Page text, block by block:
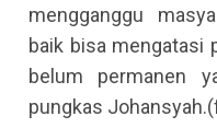
mengganggu
baik bisa mengatasi
belum permanen
pungkas